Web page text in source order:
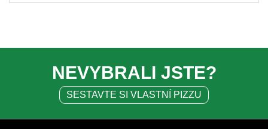
NEVYBRALI JSTE?
SESTAVTE SI VLASTNÍ PIZZU